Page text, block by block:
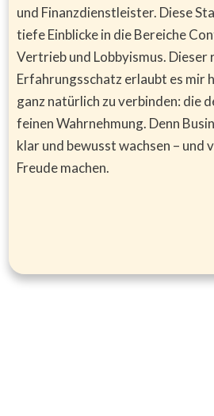
und Finanzdienstleister. Diese
tiefe Einblicke in die Bereiche
Vertrieb und Lobbyismus. Dieser
Erfahrungsschatz erlaubt es mir
ganz natürlich zu verbinden: die
feinen Wahrnehmung. Denn
klar und bewusst wachsen – und
Freude machen.